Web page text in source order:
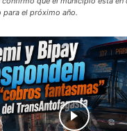
para el próximo año.